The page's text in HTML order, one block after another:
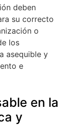
deben
su correcto
o
los
asequible y
e
en la
y